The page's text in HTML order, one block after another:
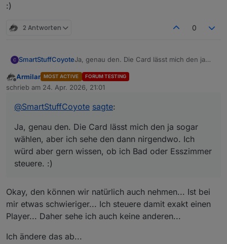
:)
2 Antworten 0
SmartStuffCoyoteJa, genau den. Die Card lässt mich den ja
nirgendwo. Ich würd aber gern wissen, ob
ich Bad oder Esszimmer steuere. :)
Offline
Armilar MOST ACTIVE FORUM TESTING
schrieb am 24. Apr. 2026, 21:01
zuletzt editiert von
@SmartStuffCoyote sagte:
Ja, genau den. Die Card lässt mich den ja sogar
wählen, aber ich sehe den dann nirgendwo. Ich
würd aber gern wissen, ob ich Bad oder Esszimmer
steuere. :)
Okay, den können wir natürlich auch nehmen... Ist bei
mir etwas schwieriger... Ich steuere damit exakt einen
Player... Daher sehe ich auch keine anderen...
Ich ändere das ab...